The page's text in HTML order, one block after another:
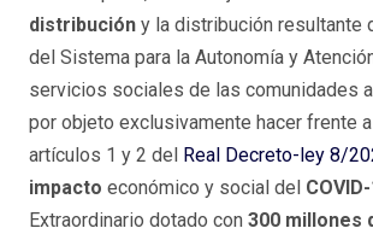
distribución y la distribución resultante
del Sistema para la Autonomía y
servicios sociales de las comunidades
por objeto exclusivamente hacer frente
artículos 1 y 2 del
Real Decreto-ley 8/
impacto económico y social del
Extraordinario dotado con 300 millones